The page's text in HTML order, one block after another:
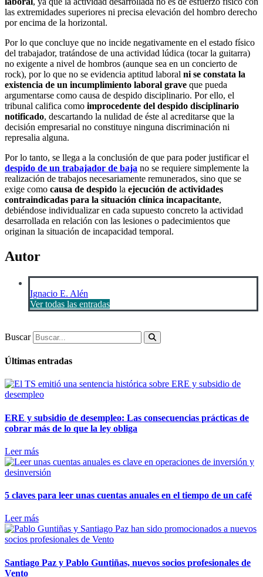
las extremidades superiores ni precisa elevación del hombro derecho
por encima de la horizontal.
Por lo que concluye que no incide negativamente en el estado físico
del trabajador, tratándose de una actividad lúdica (tocar la guitarra)
no exigente a nivel de hombros (aunque sea en un concierto de
rock), por lo que no se evidencia aptitud laboral ni se constata la
existencia de un incumplimiento laboral grave que pueda
argumentarse como causa de despido disciplinario. Por ello, el
tribunal califica como improcedente del despido disciplinario
notificado, descartando la nulidad de éste al acreditarse que la
decisión empresarial no constituye ninguna discriminación ni
represalia alguna.
Por lo tanto, se llega a la conclusión de que para poder justificar el
despido de un trabajador de baja no se requiere simplemente la
realización de trabajos necesariamente remunerados, sino que se
exige como causa de despido la ejecución de actividades
contraindicadas para la situación clínica incapacitante,
debiéndose individualizar en cada supuesto concreto la actividad
desarrollada en relación con las lesiones o padecimientos que
originan la situación de incapacidad temporal.
Autor
Ignacio E. Alén
Ver todas las entradas
Buscar
Últimas entradas
ERE y subsidio de desempleo: Las consecuencias prácticas de
cobrar más de lo que la ley obliga
Leer más
5 claves para leer unas cuentas anuales en el tiempo de un café
Leer más
Santiago Paz y Pablo Guntiñas, nuevos socios profesionales de
Vento